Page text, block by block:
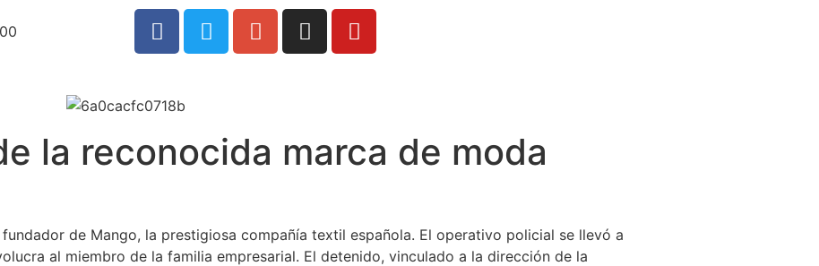
la reconocida marca de moda
de Mango, la prestigiosa compañía textil española. El operativo policial se llevó a
al miembro de la familia empresarial. El detenido, vinculado a la dirección de la